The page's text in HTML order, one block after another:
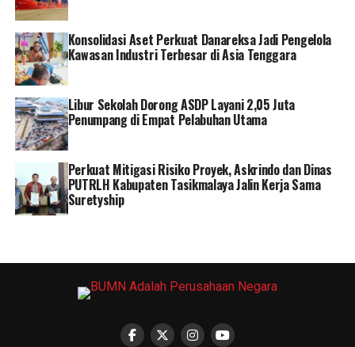
RELATED TOPICS:
Konsolidasi Aset Perkuat Danareksa Jadi Pengelola
Kawasan Industri Terbesar di Asia Tenggara
Libur Sekolah Dorong ASDP Layani 2,05 Juta
Penumpang di Empat Pelabuhan Utama
Perkuat Mitigasi Risiko Proyek, Askrindo dan Dinas
PUTRLH Kabupaten Tasikmalaya Jalin Kerja Sama
Suretyship